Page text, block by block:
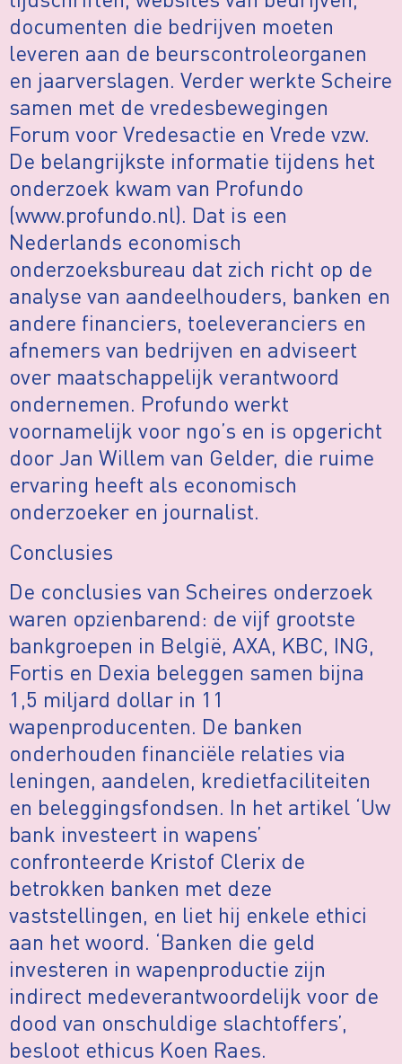
documenten die bedrijven moeten
leveren aan de beurscontroleorganen
en jaarverslagen. Verder werkte Scheire
samen met de vredesbewegingen
Forum voor Vredesactie en Vrede vzw.
De belangrijkste informatie tijdens het
onderzoek kwam van Profundo
(www.profundo.nl). Dat is een
Nederlands economisch
onderzoeksbureau dat zich richt op de
analyse van aandeelhouders, banken en
andere financiers, toeleveranciers en
afnemers van bedrijven en adviseert
over maatschappelijk verantwoord
ondernemen. Profundo werkt
voornamelijk voor ngo’s en is opgericht
door Jan Willem van Gelder, die ruime
ervaring heeft als economisch
onderzoeker en journalist.
Conclusies
De conclusies van Scheires onderzoek
waren opzienbarend: de vijf grootste
bankgroepen in België, AXA, KBC, ING,
Fortis en Dexia beleggen samen bijna
1,5 miljard dollar in 11
wapenproducenten. De banken
onderhouden financiële relaties via
leningen, aandelen, kredietfaciliteiten
en beleggingsfondsen. In het artikel ‘Uw
bank investeert in wapens’
confronteerde Kristof Clerix de
betrokken banken met deze
vaststellingen, en liet hij enkele ethici
aan het woord. ‘Banken die geld
investeren in wapenproductie zijn
indirect medeverantwoordelijk voor de
dood van onschuldige slachtoffers’,
besloot ethicus Koen Raes.